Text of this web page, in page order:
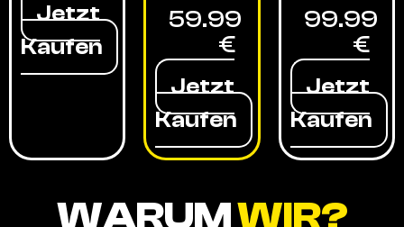
Jetzt
Kaufen
59.99
€
Jetzt
Kaufen
99.99
€
Jetzt
Kaufen
WARUMWIR?